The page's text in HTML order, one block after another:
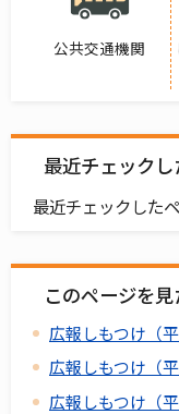
公共交通機関
最近チェック
最近チェックした
このページを
広報しもつけ（
広報しもつけ（
広報しもつけ（